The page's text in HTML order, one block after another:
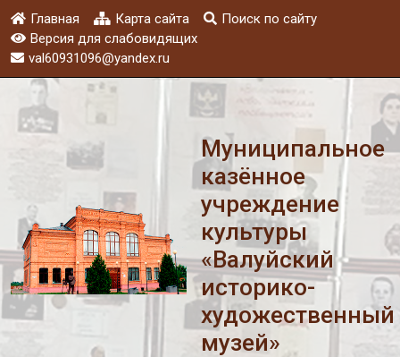
Главная Карта сайта
Поиск по сайту
Версия для слабовидящих
val60931096@yandex.ru
Муниципальное
казённое
учреждение
культуры
«Валуйский
историко-
художественный
музей»